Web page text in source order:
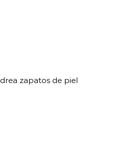
zapatos de piel